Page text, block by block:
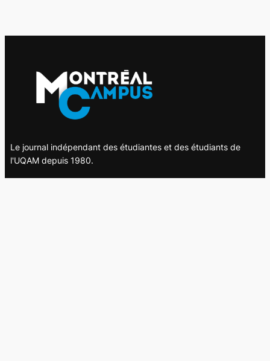
Le journal indépendant des étudiantes et des étudiants de
l'UQAM depuis 1980.